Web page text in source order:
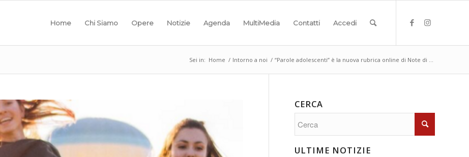
Home Chi Siamo Opere Notizie Agenda MultiMedia Contatti Accedi
Sei in: Home / Intorno a noi / “Parole adolescenti” è la nuova rubrica online di Note di ...
CERCA
ULTIME NOTIZIE